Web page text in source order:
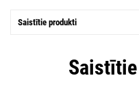
Saistītie produkti